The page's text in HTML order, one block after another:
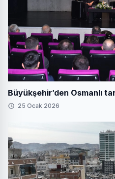
Büyükşehir’den Osmanlı
25 Ocak 2026